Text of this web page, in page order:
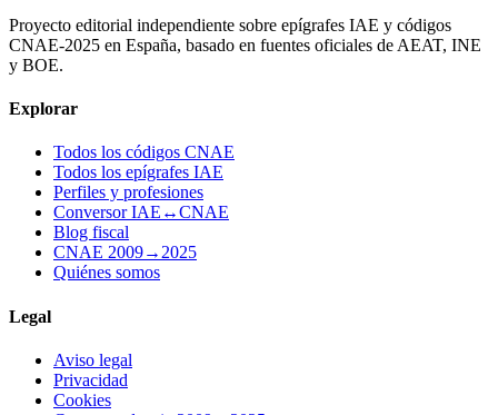
Proyecto editorial independiente sobre epígrafes IAE y códigos
CNAE-2025 en España, basado en fuentes oficiales de AEAT, INE
y BOE.
Explorar
Todos los códigos CNAE
Todos los epígrafes IAE
Perfiles y profesiones
Conversor IAE↔CNAE
Blog fiscal
CNAE 2009→2025
Quiénes somos
Legal
Aviso legal
Privacidad
Cookies